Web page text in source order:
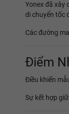
Yonex đã xây
di chuyển tốc
Các đường
Điểm
Điều khiến
Sự kết hợp